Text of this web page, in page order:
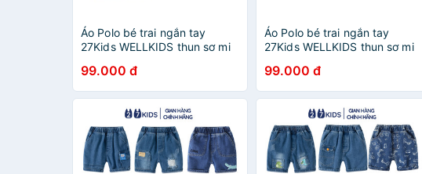
Áo Polo bé trai ngắn tay
27Kids WELLKIDS thun sơ mi
BSPO9
99.000 đ
Áo Polo bé trai ngắn tay
27Kids WELLKIDS thun sơ mi
BSPO4
99.000 đ